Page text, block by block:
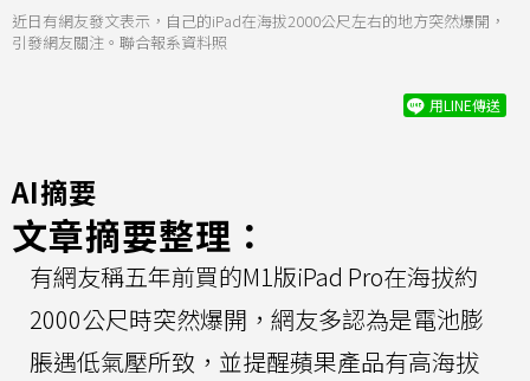
近日有網友發文表示，自己的iPad在海拔2000公尺左右的地方突然爆開，
引發網友關注。聯合報系資料照
用LINE傳送
AI摘要
文章摘要整理：
有網友稱五年前買的M1版iPad Pro在海拔約
2000公尺時突然爆開，網友多認為是電池膨
脹遇低氣壓所致，並提醒蘋果產品有高海拔